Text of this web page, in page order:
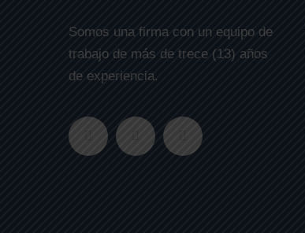
Somos una firma con un equipo de
trabajo de más de trece (13) años
de experiencia.